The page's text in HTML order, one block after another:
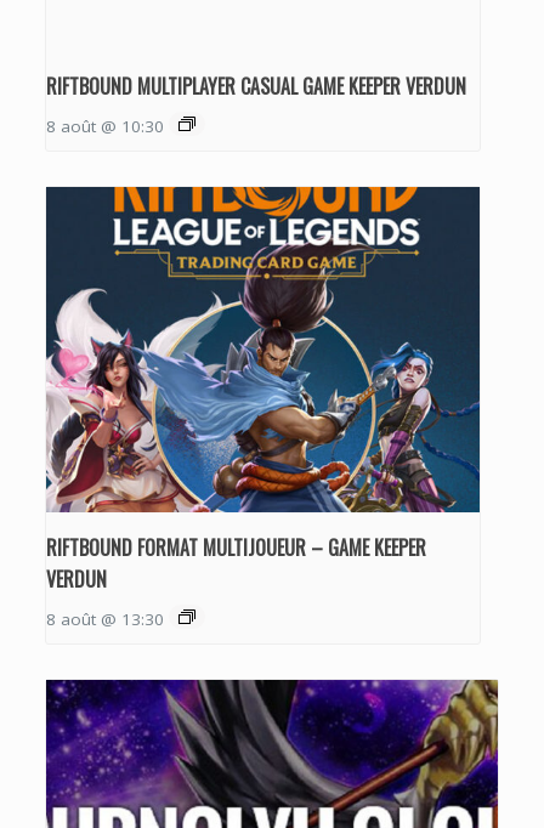
RIFTBOUND MULTIPLAYER CASUAL GAME KEEPER VERDUN
8 août @ 10:30
RIFTBOUND FORMAT MULTIJOUEUR – GAME KEEPER
VERDUN
8 août @ 13:30